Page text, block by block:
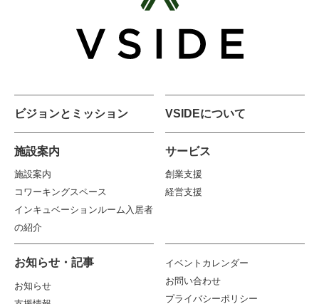
ビジョンとミッション VSIDEについて
施設案内
施設案内
コワーキングスペース
インキュベーションルーム入居者
の紹介
サービス
創業支援
経営支援
お知らせ・記事
お知らせ
イベントカレンダー
お問い合わせ
プライバシーポリシー